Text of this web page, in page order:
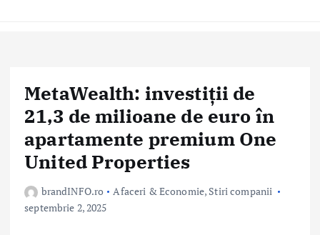
MetaWealth: investiții de
21,3 de milioane de euro în
apartamente premium One
United Properties
brandINFO.ro Afaceri & Economie, Stiri companii
septembrie 2, 2025